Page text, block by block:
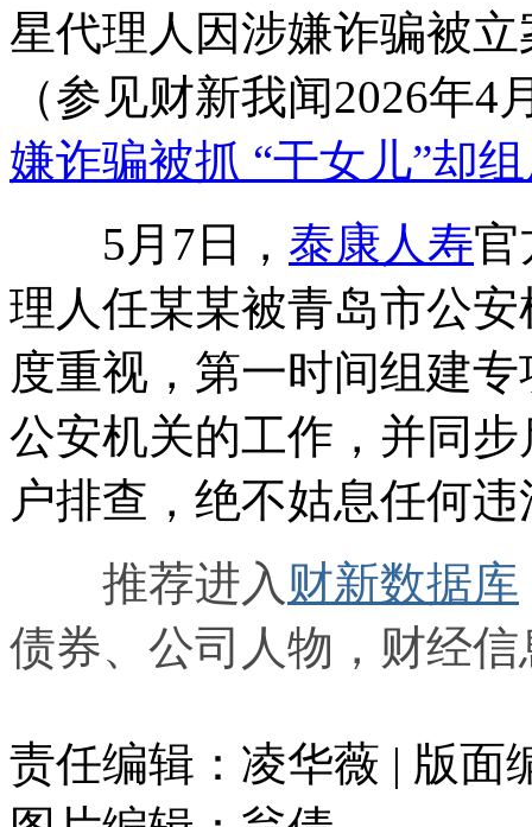
星代理人因涉嫌诈骗被
（参见财新我闻2026年4
嫌诈骗被抓 “干女儿”却
5月7日， 泰康人寿官
理人任某某被青岛市公
度重视，第一时间组建
公安机关的工作，并同
户排查，绝不姑息任何
推荐进入 财新数据库
债券、公司人物，财经
责任编辑：凌华薇 | 版面